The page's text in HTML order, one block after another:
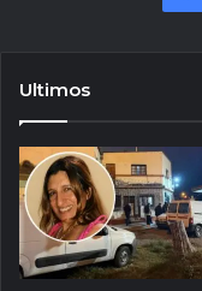
Ultimos